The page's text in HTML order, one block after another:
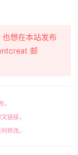
想在本站发布
邮
，
链接，
修改。